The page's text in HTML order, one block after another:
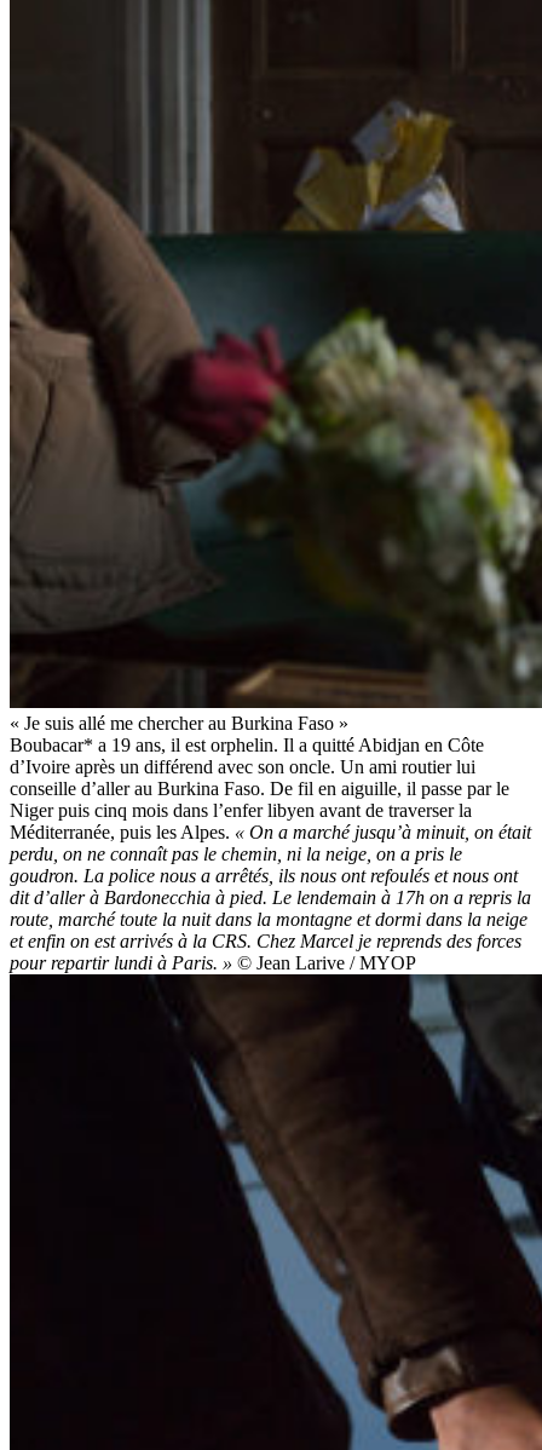
« Je suis allé me chercher au Burkina Faso »
Boubacar* a 19 ans, il est orphelin. Il a quitté Abidjan en Côte
d’Ivoire après un différend avec son oncle. Un ami routier lui
conseille d’aller au Burkina Faso. De fil en aiguille, il passe par le
Niger puis cinq mois dans l’enfer libyen avant de traverser la
Méditerranée, puis les Alpes. « On a marché jusqu’à minuit, on était
perdu, on ne connaît pas le chemin, ni la neige, on a pris le
goudron. La police nous a arrêtés, ils nous ont refoulés et nous ont
dit d’aller à Bardonecchia à pied. Le lendemain à 17h on a repris la
route, marché toute la nuit dans la montagne et dormi dans la neige
et enfin on est arrivés à la CRS. Chez Marcel je reprends des forces
pour repartir lundi à Paris. » © Jean Larive / MYOP